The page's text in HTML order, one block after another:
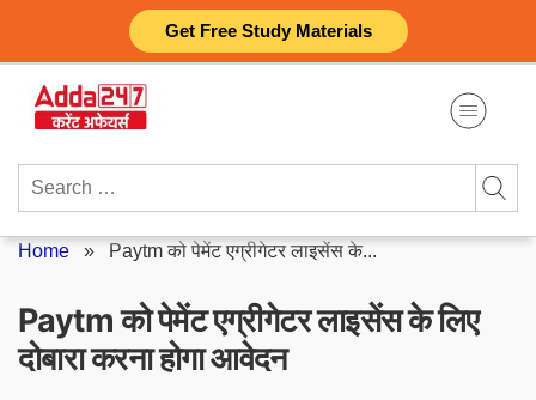
Get Free Study Materials
content
Search
Home » Paytm को पेमेंट एग्रीगेटर लाइसेंस के...
Paytm को पेमेंट एग्रीगेटर लाइसेंस के लिए
दोबारा करना होगा आवेदन